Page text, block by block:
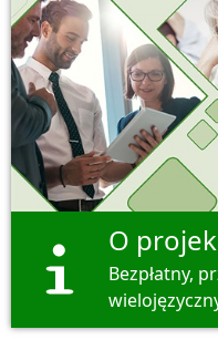
O
Bezpłatny,
dla